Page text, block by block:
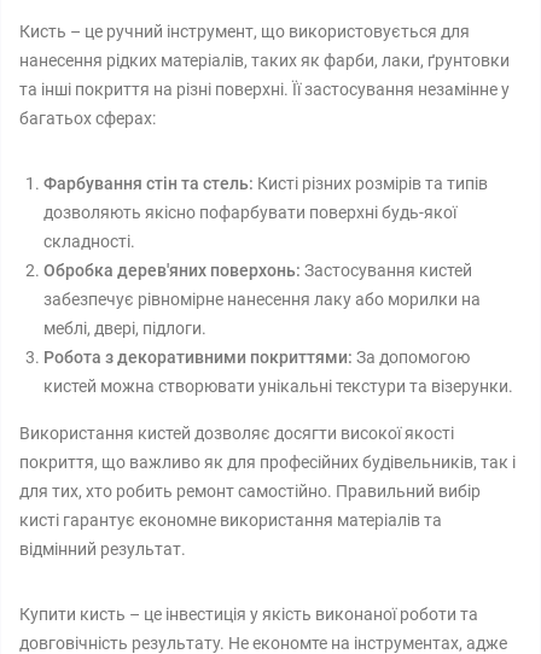
Кисть – це ручний інструмент, що використовується для
нанесення рідких матеріалів, таких як фарби, лаки, ґрунтовки
та інші покриття на різні поверхні. Її застосування незамінне у
багатьох сферах:
Фарбування стін та стель: Кисті різних розмірів та типів
дозволяють якісно пофарбувати поверхні будь-якої
складності.
Обробка дерев'яних поверхонь: Застосування кистей
забезпечує рівномірне нанесення лаку або морилки на
меблі, двері, підлоги.
Робота з декоративними покриттями: За допомогою
кистей можна створювати унікальні текстури та візерунки.
Використання кистей дозволяє досягти високої якості
покриття, що важливо як для професійних будівельників, так і
для тих, хто робить ремонт самостійно. Правильний вибір
кисті гарантує економне використання матеріалів та
відмінний результат.
Купити кисть – це інвестиція у якість виконаної роботи та
довговічність результату. Не економте на інструментах, адже